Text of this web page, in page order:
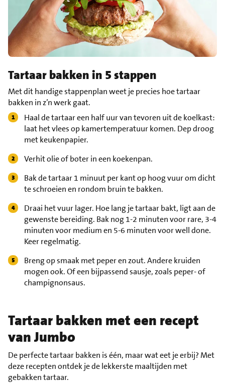
Tartaar bakken in 5 stappen
Met dit handige stappenplan weet je precies hoe tartaar
bakken in z’n werk gaat.
Haal de tartaar een half uur van tevoren uit de koelkast:
laat het vlees op kamertemperatuur komen. Dep droog
met keukenpapier.
Verhit olie of boter in een koekenpan.
Bak de tartaar 1 minuut per kant op hoog vuur om dicht
te schroeien en rondom bruin te bakken.
Draai het vuur lager. Hoe lang je tartaar bakt, ligt aan de
gewenste bereiding. Bak nog 1-2 minuten voor rare, 3-4
minuten voor medium en 5-6 minuten voor well done.
Keer regelmatig.
Breng op smaak met peper en zout. Andere kruiden
mogen ook. Of een bijpassend sausje, zoals peper- of
champignonsaus.
Tartaar bakken met een recept
van Jumbo
De perfecte tartaar bakken is één, maar wat eet je erbij? Met
deze recepten ontdek je de lekkerste maaltijden met
gebakken tartaar.